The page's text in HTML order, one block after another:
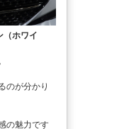
（ホワイ
のが分かり
の魅力です